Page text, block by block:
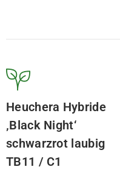
Heuchera Hybride
‚Black Night‘
schwarzrot laubig
TB11 / C1